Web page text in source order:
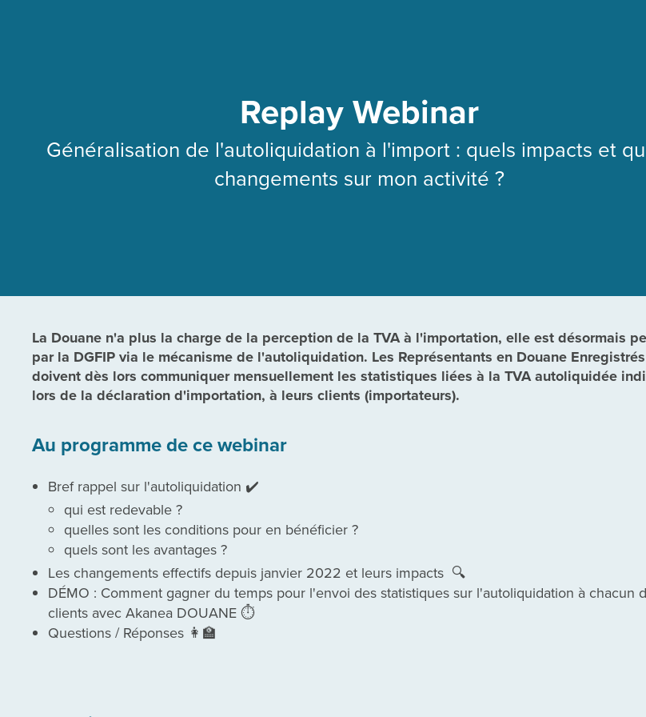
Replay Webinar
Généralisation de l'autoliquidation à l'import : quels impacts et
changements sur mon activité ?
La Douane n'a plus la charge de la perception de la TVA à l'importation, elle est désormais
par la DGFIP via le mécanisme de l'autoliquidation. Les Représentants en Douane Enregistrés
doivent dès lors communiquer mensuellement les statistiques liées à la TVA autoliquidée
lors de la déclaration d'importation, à leurs clients (importateurs).
Au programme de ce webinar
Bref rappel sur l'autoliquidation ✔️
qui est redevable ?
quelles sont les conditions pour en bénéficier ?
quels sont les avantages ?
Les changements effectifs depuis janvier 2022 et leurs impacts 🔍
DÉMO : Comment gagner du temps pour l'envoi des statistiques sur l'autoliquidation à chacun
clients avec Akanea DOUANE ⏱️
Questions / Réponses 👩‍🏫